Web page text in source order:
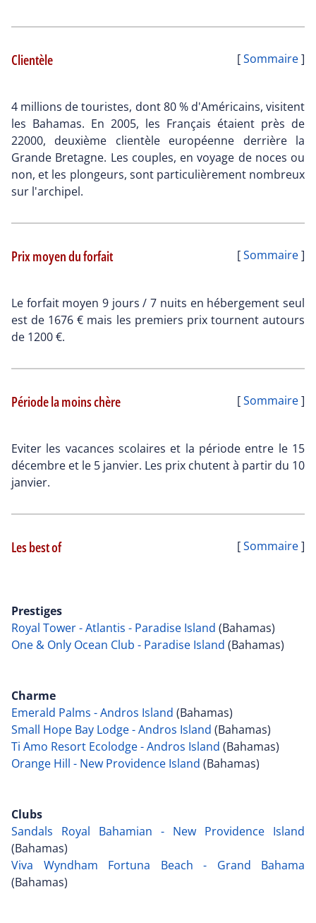
Clientèle [Sommaire]
4 millions de touristes, dont 80 % d'Américains, visitent
les Bahamas. En 2005, les Français étaient près de
22000, deuxième clientèle européenne derrière la
Grande Bretagne. Les couples, en voyage de noces ou
non, et les plongeurs, sont particulièrement nombreux
sur l'archipel.
Prix moyen du forfait [Sommaire]
Le forfait moyen 9 jours / 7 nuits en hébergement seul
est de 1676 € mais les premiers prix tournent autours
de 1200 €.
Période la moins chère [Sommaire]
Eviter les vacances scolaires et la période entre le 15
décembre et le 5 janvier. Les prix chutent à partir du 10
janvier.
Les best of [Sommaire]
Prestiges
Royal Tower - Atlantis - Paradise Island (Bahamas)
One & Only Ocean Club - Paradise Island (Bahamas)
Charme
Emerald Palms - Andros Island (Bahamas)
Small Hope Bay Lodge - Andros Island (Bahamas)
Ti Amo Resort Ecolodge - Andros Island (Bahamas)
Orange Hill - New Providence Island (Bahamas)
Clubs
Sandals Royal Bahamian - New Providence Island
(Bahamas)
Viva Wyndham Fortuna Beach - Grand Bahama
(Bahamas)